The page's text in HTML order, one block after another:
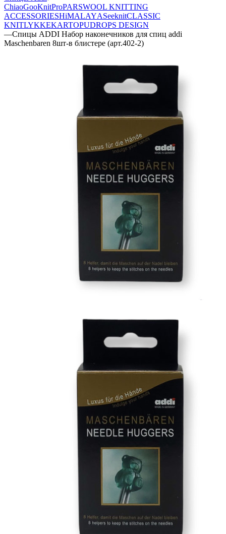
ChiaoGooKnitProPARSWOOL KNITTING
ACCESSORIESHiMALAYАSeeknitCLASSIC
KNITLYKKEKАRTOPUDROPS DЕSIGN
—Спицы ADDI Набор наконечников для спиц addi
Maschenbaren 8шт-в блистере (арт.402-2)